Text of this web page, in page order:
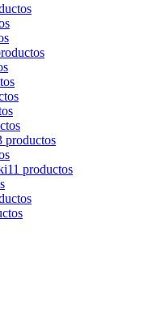
productos
11 productos